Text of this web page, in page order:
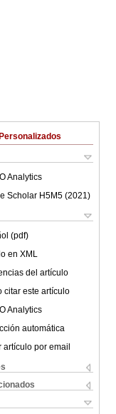
Analytics
Scholar H5M5 (2021 )
(pdf)
en XML
del artículo
citar este artículo
Analytics
automática
artículo por email